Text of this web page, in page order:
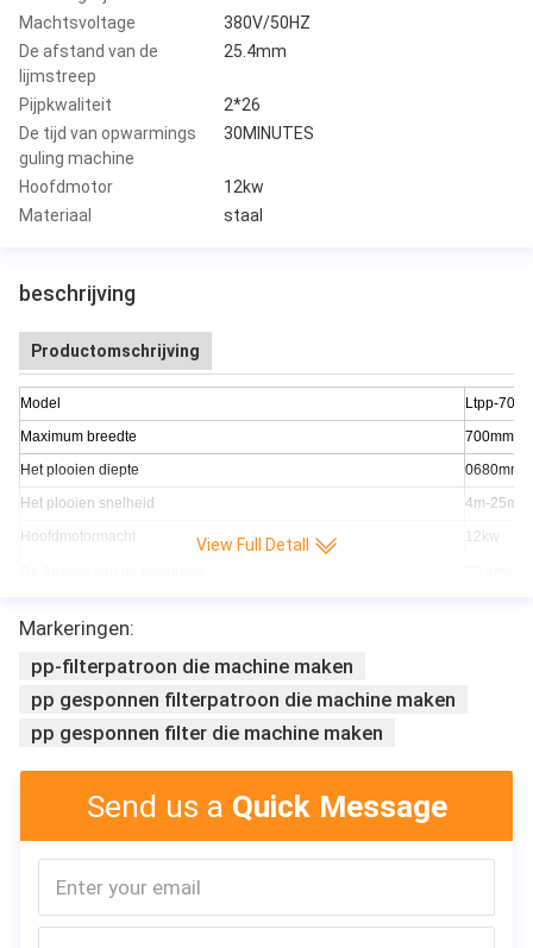
Machtsvoltage
380V/50HZ
De afstand van de
lijmstreep
25.4mm
Pijpkwaliteit
2*26
De tijd van opwarmings
guling machine
30MINUTES
Hoofdmotor
12kw
Materiaal
staal
beschrijving
Productomschrijving
Model
Ltpp-700-
Maximum breedte
700mm
Het plooien diepte
0680mm
Het plooien snelheid
4m-25m/
Hoofdmotormacht
12kw
Eigenschap
gebruik
materiaal
View Full Detall
Markeringen:
pp-filterpatroon die machine maken
pp gesponnen filterpatroon die machine maken
pp gesponnen filter die machine maken
Send us a Quick Message